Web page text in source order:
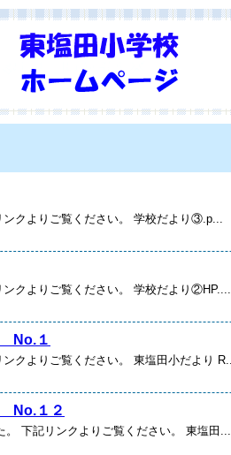
クよりご覧ください。 学校だより③.p...
クよりご覧ください。 学校だより②HP....
No.１
クよりご覧ください。 東塩田小だより R...
No.１２
下記リンクよりご覧ください。 東塩田...